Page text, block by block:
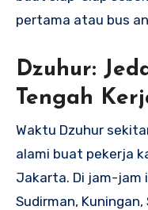
pertama atau bus
Dzuhur:
Tengah
Waktu Dzuhur
alami buat pekerja
Jakarta. Di jam-jam
Sudirman,